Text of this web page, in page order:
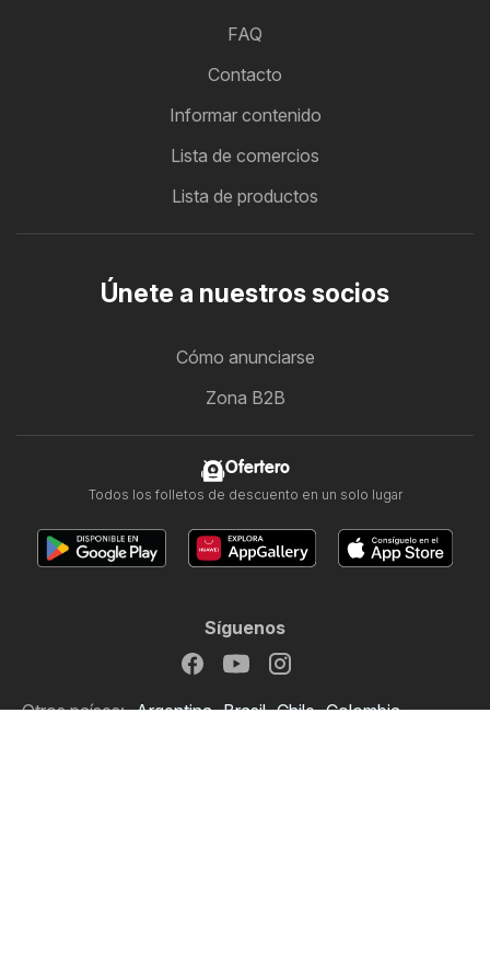
FAQ
Contacto
Informar contenido
Lista de comercios
Lista de productos
Únete a nuestros socios
Cómo anunciarse
Zona B2B
Ofertero
Todos los folletos de descuento en un solo lugar
Síguenos
Otros países: Argentina Brasil Chile Colombia